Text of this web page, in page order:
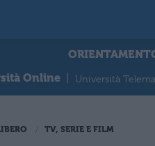
Online
Università
TV, SERIE E FILM